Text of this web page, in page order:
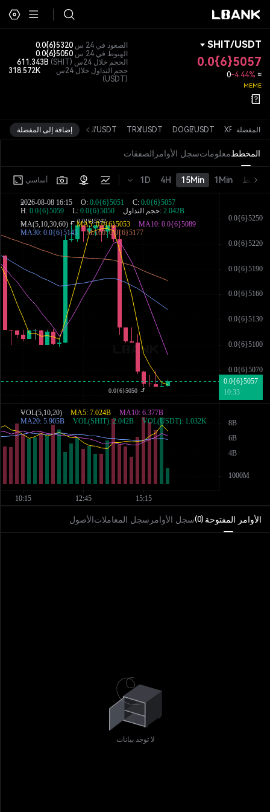
SHIT/USDT
0.0{6}5057
≈
0-4.44%
MEME
الصعود في 24 س
0.0{6}5320
الهبوط في 24 س
0.0{6}5050
الحجم خلال 24س
(SHIT)
611.343B
حجم التداول خلال 24س
(USDT)
318.572K
المفضلةXRP/USDT
DOGE/USDT
TRX/USDT
SUI/USDT إضافة إلى المفضلة
المخططمعلوماتسجل الأوامر الصفقات
خط 1Min
15Min
4H
1D أساسي
الأوامر المفتوحة (
0
)سجل الأوامر سجل المعاملاتالأصول
لا توجد بيانات